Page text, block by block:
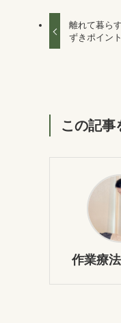
離れて暮ら
ずきポイン
この記事
作業療